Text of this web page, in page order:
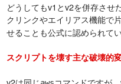
どうしてもv1とv2を併存させ
クリンクやエイリアス機能で
せることも公式に認められてい
スクリプトを壊す主な破壊的